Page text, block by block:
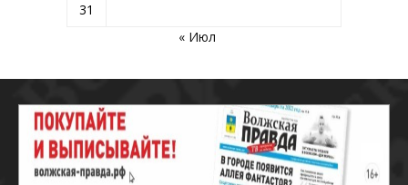
31
« Июл